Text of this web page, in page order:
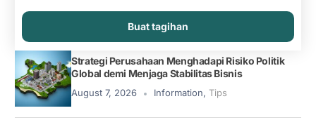
Buat tagihan
Strategi Perusahaan Menghadapi Risiko Politik
Global demi Menjaga Stabilitas Bisnis
August 7, 2026 Information, Tips